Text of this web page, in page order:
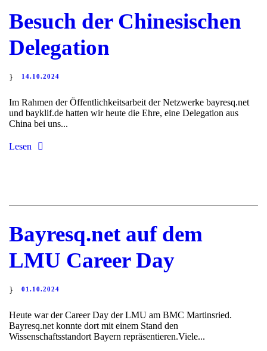
Besuch der Chinesischen
Delegation
14.10.2024
Im Rahmen der Öffentlichkeitsarbeit der Netzwerke bayresq.net
und bayklif.de hatten wir heute die Ehre, eine Delegation aus
China bei uns...
Lesen
Bayresq.net auf dem
LMU Career Day
01.10.2024
Heute war der Career Day der LMU am BMC Martinsried.
Bayresq.net konnte dort mit einem Stand den
Wissenschaftsstandort Bayern repräsentieren.Viele...